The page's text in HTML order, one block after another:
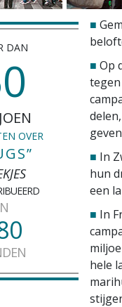
DAN
OVER
■
■ Op
■ In
hun
een
■ In
hele